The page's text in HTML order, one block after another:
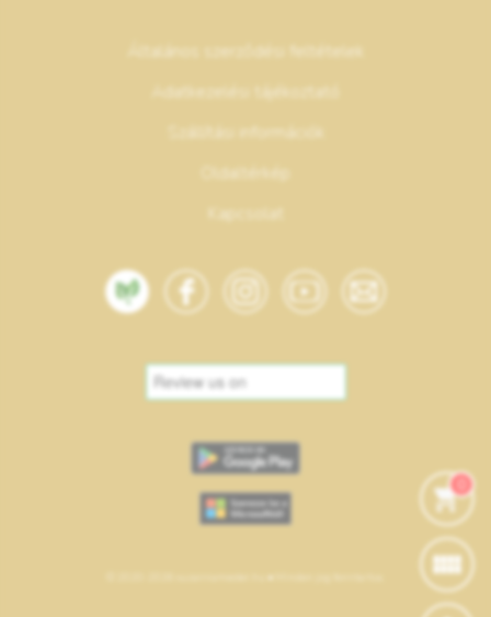
Általános szerződési feltételek
Adatkezelési tájékoztató
Szállítási információk
Oldaltérkép
Kapcsolat
© 2020-2026 suzannamester.hu • Minden jog fenntartva.